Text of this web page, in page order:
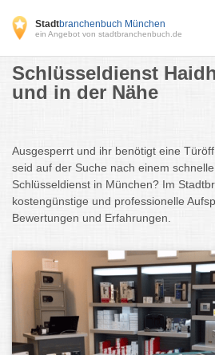
Stadtbranchenbuch München
ein Angebot von stadtbranchenbuch.de
Schlüsseldienst
und in der Nähe
Ausgesperrt und ihr benötigt eine
seid auf der Suche nach einem
Schlüsseldienst in München? Im
kostengünstige und professionelle
Bewertungen und Erfahrungen.